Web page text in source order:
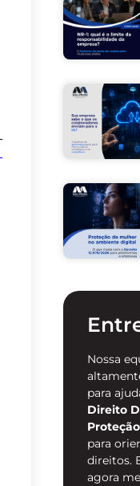
Nossa
para
Direito
para
direitos.
agora